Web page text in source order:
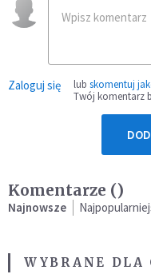
Zaloguj się lub skomentuj
Twój komentarz
Komentarze ()
Najnowsze
WYBRANE DLA